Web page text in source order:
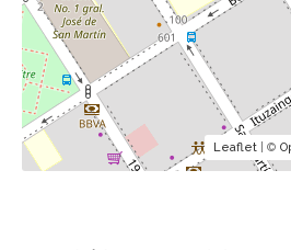
Leaflet | ©